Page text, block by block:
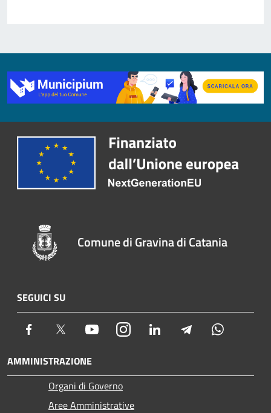
Comune di Gravina di Catania
SEGUICI SU
Facebook Twitter YoutubeInstagram LinkedIn Telegram
AMMINISTRAZIONE
Organi di Governo
Aree Amministrative